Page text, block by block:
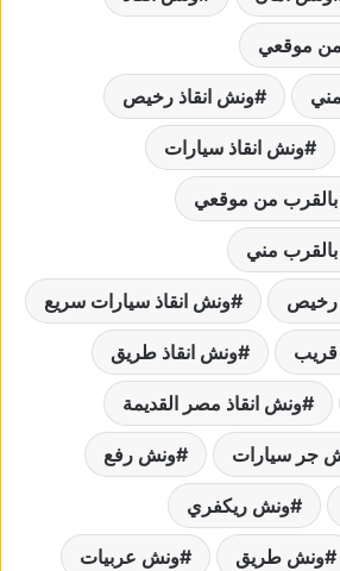
من موقعي
ونش انقاذ رخيص
ونش انقاذ سيارات
بالقرب من موقعي
مني
رخيص ونش انقاذ سيارات سريع
قريب ونش انقاذ طريق
ونش انقاذ مصر القديمة
جر سيارات ونش رفع
ونش ريكفري
ونش طريق ونش عربيات